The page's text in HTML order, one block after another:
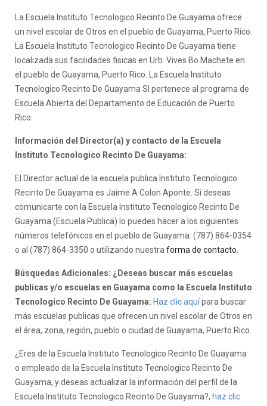
La Escuela Instituto Tecnologico Recinto De Guayama ofrece
un nivel escolar de Otros en el pueblo de Guayama, Puerto Rico.
La Escuela Instituto Tecnologico Recinto De Guayama tiene
localizada sus facilidades fisicas en Urb. Vives Bo Machete en
el pueblo de Guayama, Puerto Rico. La Escuela Instituto
Tecnologico Recinto De Guayama SI pertenece al programa de
Escuela Abierta del Departamento de Educación de Puerto
Rico.
Información del Director(a) y contacto de la Escuela
Instituto Tecnologico Recinto De Guayama:
El Director actual de la escuela publica Instituto Tecnologico
Recinto De Guayama es Jaime A Colon Aponte. Si deseas
comunicarte con la Escuela Instituto Tecnologico Recinto De
Guayama (Escuela Publica) lo puedes hacer a los siguientes
números telefónicos en el pueblo de Guayama: (787) 864-0354
o al (787) 864-3350 o utilizando nuestra forma de contacto
Búsquedas Adicionales: ¿Deseas buscar más escuelas
publicas y/o escuelas en Guayama como la Escuela Instituto
Tecnologico Recinto De Guayama: Haz clic aquípara buscar
más escuelas publicas que ofrecen un nivel escolar de Otros en
el área, zona, región, pueblo o ciudad de Guayama, Puerto Rico.
¿Eres de la Escuela Instituto Tecnologico Recinto De Guayama
o empleado de la Escuela Instituto Tecnologico Recinto De
Guayama, y deseas actualizar la información del perfil de la
Escuela Instituto Tecnologico Recinto De Guayama?, haz clic